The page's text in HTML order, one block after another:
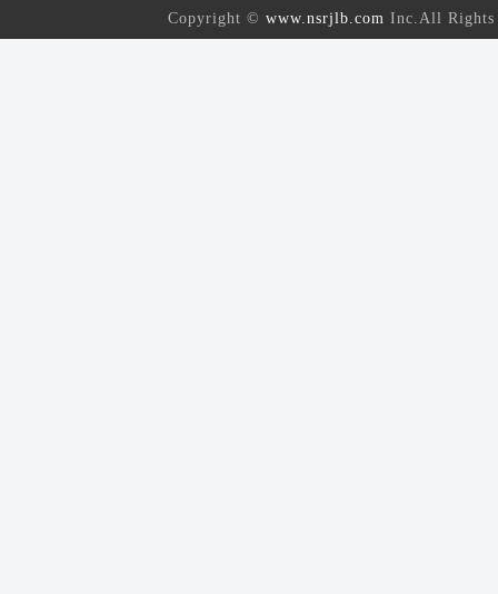
Copyright © www.nsrjlb.com Inc.All Rights